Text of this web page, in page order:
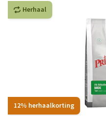
12% herhaalkorting
Herhaal